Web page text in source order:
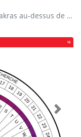
Nom des 7 chakras principaux + les 5 chakras au-dessus de la tête + 5 en-dessous des pieds. Avec quels chakras principaux ils sont reliés.